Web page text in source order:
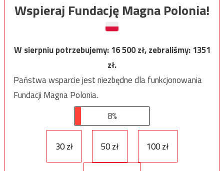
Wspieraj Fundację Magna Polonia!
W sierpniu potrzebujemy:16 500zł, zebraliśmy:1351
zł.
Państwa wsparcie jest niezbędne dla funkcjonowania
Fundacji Magna Polonia.
8%
30 zł 50 zł 100 zł